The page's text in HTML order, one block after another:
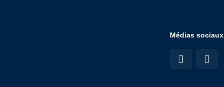
Médias sociaux